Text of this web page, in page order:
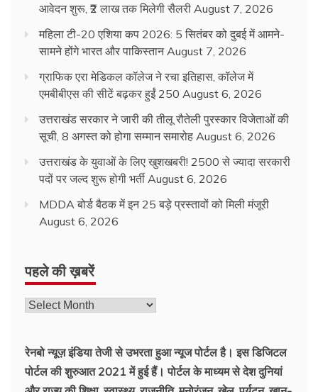
आवेदन शुरू, ₹2 लाख तक मिलेगी सैलरी August 7, 2026
महिला टी-20 एशिया कप 2026: 5 सितंबर को दुबई में आमने-
सामने होंगे भारत और पाकिस्तान August 7, 2026
ग्राफिक एरा मेडिकल कॉलेज ने रचा इतिहास, कॉलेज में
एमबीबीएस की सीटें बढ़कर हुईं 250 August 6, 2026
उत्तराखंड सरकार ने जारी की तीलू रौतेली पुरस्कार विजेताओं की
सूची, 8 अगस्त को होगा सम्मान समारोह August 6, 2026
उत्तराखंड के युवाओं के लिए खुशखबरी! 2500 से ज्यादा सरकारी
पदों पर जल्द शुरू होगी भर्ती August 6, 2026
MDDA बोर्ड बैठक में इन 25 बड़े प्रस्तावों को मिली मंजूरी
August 6, 2026
पहले की ख़बरें
रेनबो न्यूज़ इंडिया तेजी से उभरता हुआ न्‍यूज पोर्टल है। इस डिजिटल
पोर्टल की शुरुआत 2021 में हुई हैं। पोर्टल के माध्यम से देश दुनियां